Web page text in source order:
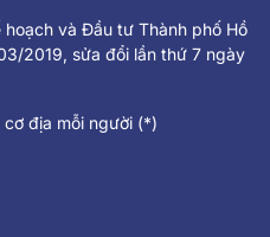
và Đầu tư Thành phố Hồ
2019, sửa đổi lần thứ 7 ngày
địa mỗi người (*)